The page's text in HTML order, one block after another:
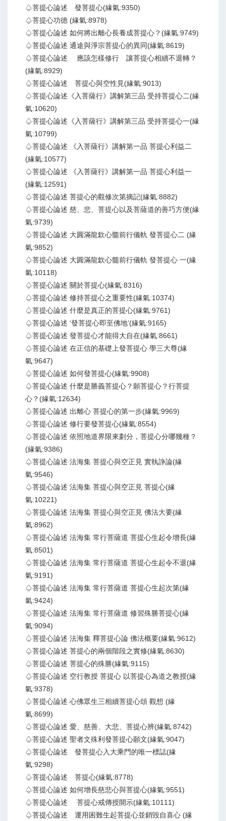
♤菩提心論述 發菩提心(緣氣:9350)
♤菩提心功德 (緣氣:8978)
♤菩提心論述 如何將出離心長養成菩提心？(緣氣:9749)
♤菩提心論述 通途與淨宗菩提心的異同(緣氣:8619)
♤菩提心論述 應該怎樣修行 讓菩提心相續不退轉？
(緣氣:8929)
♤菩提心論述 菩提心與空性見(緣氣:9013)
♤菩提心論述《入菩薩行》講解第三品 受持菩提心二(緣
氣:10620)
♤菩提心論述《入菩薩行》講解第三品 受持菩提心一(緣
氣:10799)
♤菩提心論述 《入菩薩行》講解第一品 菩提心利益二
(緣氣:10577)
♤菩提心論述 《入菩薩行》講解第一品 菩提心利益一
(緣氣:12591)
♤菩提心論述 菩提心的觀修次第摘記(緣氣:8882)
♤菩提心論述 慈、悲、菩提心以及菩薩道的善巧方便(緣
氣:9739)
♤菩提心論述 大圓滿龍欽心髓前行儀軌 發菩提心二 (緣
氣:9852)
♤菩提心論述 大圓滿龍欽心髓前行儀軌 發菩提心 一(緣
氣:10118)
♤菩提心論述 關於菩提心(緣氣:8316)
♤菩提心論述 修持菩提心之重要性(緣氣:10374)
♤菩提心論述 什麼是真正的菩提心(緣氣:9761)
♤菩提心論述 ‘發菩提心即至佛地’(緣氣:9165)
♤菩提心論述 發菩提心才能得大自在(緣氣:8661)
♤菩提心論述 在正信的基礎上發菩提心 學三大尊(緣
氣:9647)
♤菩提心論述 如何發菩提心(緣氣:9908)
♤菩提心論述 什麼是勝義菩提心？願菩提心？行菩提
心？(緣氣:12634)
♤菩提心論述 出離心 菩提心的第一步(緣氣:9969)
♤菩提心論述 修行要發菩提心(緣氣:8554)
♤菩提心論述 依照地道界限來劃分，菩提心分哪幾種？
(緣氣:9386)
♤菩提心論述 法海集 菩提心與空正見 實執諍論(緣
氣:9546)
♤菩提心論述 法海集 菩提心與空正見 菩提心(緣
氣:10221)
♤菩提心論述 法海集 菩提心與空正見 佛法大要(緣
氣:8962)
♤菩提心論述 法海集 常行菩薩道 菩提心生起令增長(緣
氣:8501)
♤菩提心論述 法海集 常行菩薩道 菩提心生起令不退(緣
氣:9191)
♤菩提心論述 法海集 常行菩薩道 菩提心生起次第(緣
氣:9424)
♤菩提心論述 法海集 常行菩薩道 修習殊勝菩提心(緣
氣:9094)
♤菩提心論述 法海集 釋菩提心論 佛法概要(緣氣:9612)
♤菩提心論述 菩提心的兩個階段之實修(緣氣:8630)
♤菩提心論述 菩提心的殊勝(緣氣:9115)
♤菩提心論述 空行教授 菩提心 以菩提心為道之教授(緣
氣:9378)
♤菩提心論述 心佛眾生三相續菩提心頌 觀想 (緣
氣:8699)
♤菩提心論述 愛、慈善、大悲、菩提心辨(緣氣:8742)
♤菩提心論述 聖者文殊利發菩提心願文(緣氣:9047)
♤菩提心論述 發菩提心入大乘門的唯一標誌(緣
氣:9298)
♤菩提心論述 菩提心(緣氣:8778)
♤菩提心論述 如何增長慈悲心與菩提心(緣氣:9551)
♤菩提心論述 菩提心戒傳授開示(緣氣:10111)
♤菩提心論述 運用困難生起菩提心並銷毀自喜心 (緣